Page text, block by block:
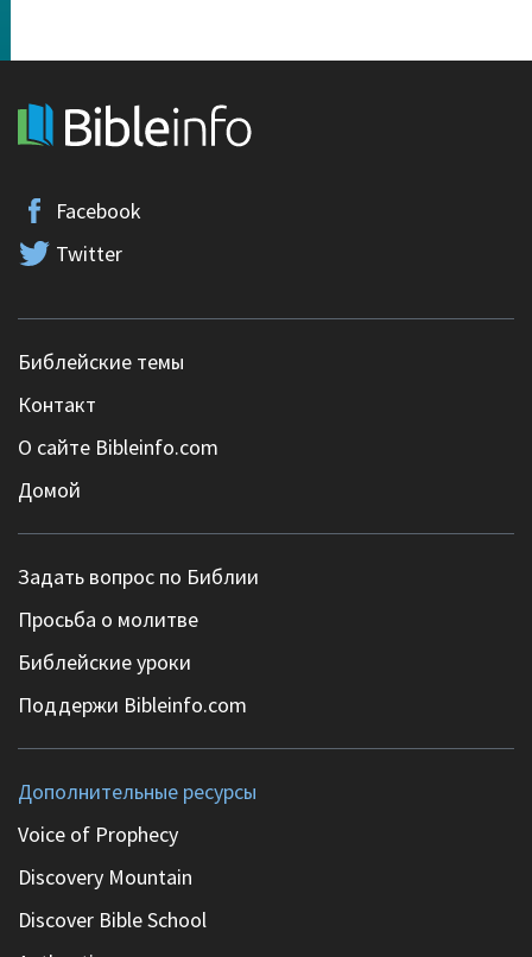
Facebook
Twitter
Библейские темы
Контакт
О сайте Bibleinfo.com
Домой
Задать вопрос по Библии
Просьба о молитве
Библейские уроки
Поддержи Bibleinfo.com
Дополнительные ресурсы
Voice of Prophecy
Discovery Mountain
Discover Bible School